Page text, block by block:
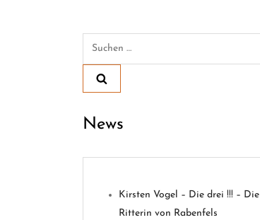
Suchen
News
Kirsten Vogel – Die drei !!! – Die
Ritterin von Rabenfels